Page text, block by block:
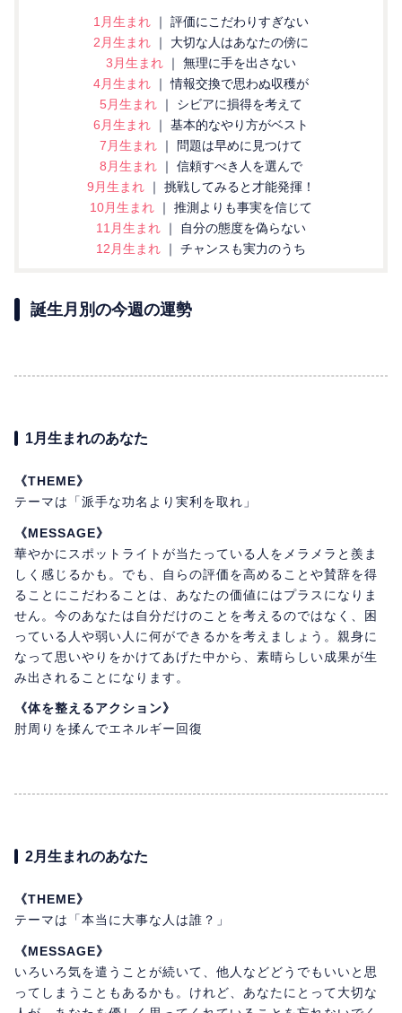
1月生まれ
｜ 評価にこだわりすぎない
2月生まれ
｜ 大切な人はあなたの傍に
3月生まれ
｜ 無理に手を出さない
4月生まれ
｜ 情報交換で思わぬ収穫が
5月生まれ
｜ シビアに損得を考えて
6月生まれ
｜ 基本的なやり方がベスト
7月生まれ
｜ 問題は早めに見つけて
8月生まれ
｜ 信頼すべき人を選んで
9月生まれ
｜ 挑戦してみると才能発揮！
10月生まれ
｜ 推測よりも事実を信じて
11月生まれ
｜ 自分の態度を偽らない
12月生まれ
｜ チャンスも実力のうち
誕生月別の今週の運勢
1月生まれのあなた
《THEME》
テーマは「派手な功名より実利を取れ」
《MESSAGE》
華やかにスポットライトが当たっている人をメラメラと羨ま
しく感じるかも。でも、自らの評価を高めることや賛辞を得
ることにこだわることは、あなたの価値にはプラスになりま
せん。今のあなたは自分だけのことを考えるのではなく、困
っている人や弱い人に何ができるかを考えましょう。親身に
なって思いやりをかけてあげた中から、素晴らしい成果が生
み出されることになります。
《体を整えるアクション》
肘周りを揉んでエネルギー回復
2月生まれのあなた
《THEME》
テーマは「本当に大事な人は誰？」
《MESSAGE》
いろいろ気を遣うことが続いて、他人などどうでもいいと思
ってしまうこともあるかも。けれど、あなたにとって大切な